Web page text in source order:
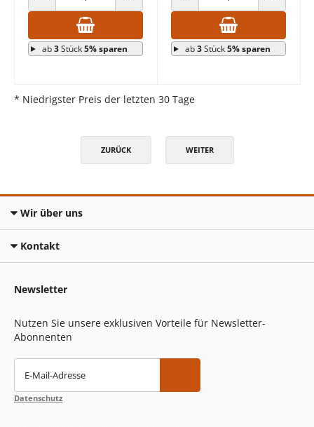
ANZAHL VERRINGERN ANZAHL ERHÖHEN
ab3Stück5% sparen
ANZAHL VERRINGERN ANZAHL
ab3Stück5% sparen
* Niedrigster Preis der letzten 30 Tage
ZURÜCK WEITER
Wir über uns
Kontakt
Newsletter
Nutzen Sie unsere exklusiven Vorteile für Newsletter-
Abonnenten
E-Mail-Adresse
Datenschutz